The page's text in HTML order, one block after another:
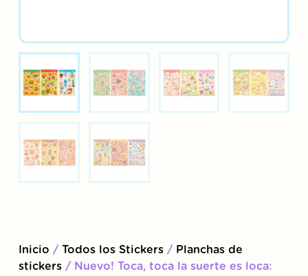
Inicio / Todos los Stickers/ Planchas de
stickers/ Nuevo! Toca, toca la suerte es loca: